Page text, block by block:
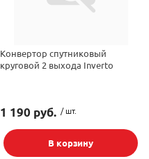
SIM инжекторы
Адаптеры для
Грозозащита
Шкафы
Грозозащита
Детали
Инструмент
Конвертор спутниковый
круговой 2 выхода Inverto
1 190 руб. / шт.
В корзину